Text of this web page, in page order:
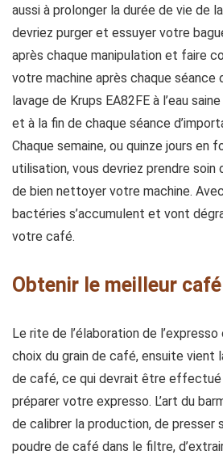
aussi à prolonger la durée de vie de
devriez purger et essuyer votre
après chaque manipulation et faire
votre machine après chaque séance
lavage de Krups EA82FE à l’eau
et à la fin de chaque séance
Chaque semaine, ou quinze jours en
utilisation, vous devriez prendre soin
de bien nettoyer votre machine.
bactéries s’accumulent et vont
votre café.
Obtenir le meilleur café
Le rite de l’élaboration de
choix du grain de café, ensuite vient
de café, ce qui devrait être effectué
préparer votre expresso. L’art du
de calibrer la production, de presser
poudre de café dans le filtre,